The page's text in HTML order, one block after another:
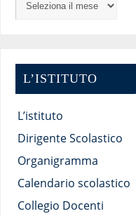
L’ISTITUTO
L’istituto
Dirigente Scolastico
Organigramma
Calendario scolastico
Collegio Docenti